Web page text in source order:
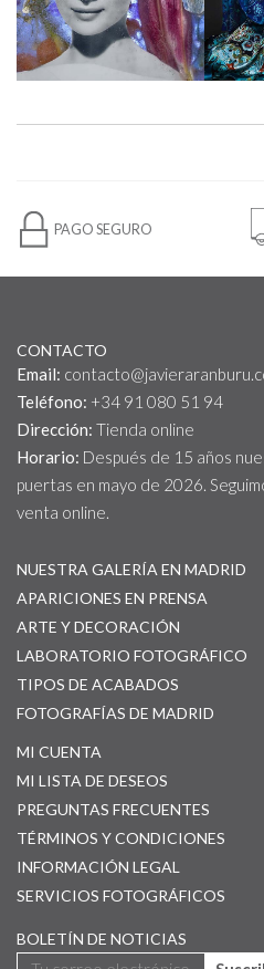
PAGO SEGURO
CONTACTO
Email:
Teléfono: +34 91 080 51 94
Dirección: Tienda online
Horario: Después de 15 años
puertas en mayo de 2026.
venta online.
NUESTRA GALERÍA EN MADRID
APARICIONES EN PRENSA
ARTE Y DECORACIÓN
LABORATORIO FOTOGRÁFICO
TIPOS DE ACABADOS
FOTOGRAFÍAS DE MADRID
MI CUENTA
MI LISTA DE DESEOS
PREGUNTAS FRECUENTES
TÉRMINOS Y CONDICIONES
INFORMACIÓN LEGAL
SERVICIOS FOTOGRÁFICOS
BOLETÍN DE NOTICIAS